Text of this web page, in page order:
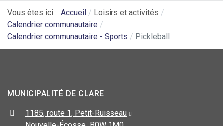
Vous êtes ici : Accueil
Loisirs et activités
Calendrier communautaire
Calendrier communautaire - Sports
Pickleball
MUNICIPALITÉ DE CLARE
1185, route 1, Petit-Ruisseau